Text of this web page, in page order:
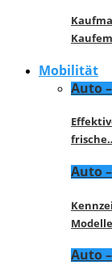
Mobilität
Auto
Auto
Auto